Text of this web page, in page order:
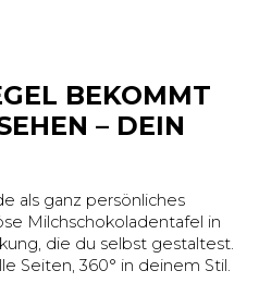
BEKOMMT
– DEIN
als ganz persönliches
Milchschokoladentafel in
die du selbst gestaltest.
Seiten, 360° in deinem Stil.